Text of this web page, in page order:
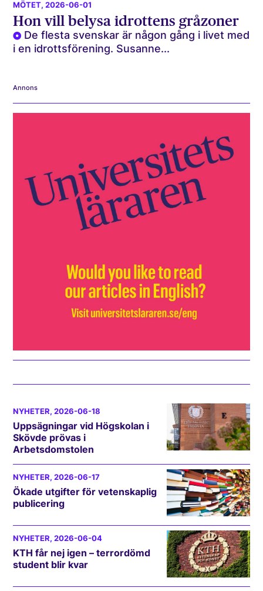
MÖTET, 2026-06-01
Hon vill belysa idrottens gråzoner
De flesta svenskar är någon gång i livet med
i en idrottsförening. Susanne...
Annons
NYHETER, 2026-06-18
Uppsägningar vid Högskolan i
Skövde prövas i
Arbetsdomstolen
NYHETER, 2026-06-17
Ökade utgifter för vetenskaplig
publicering
NYHETER, 2026-06-04
KTH får nej igen – terrordömd
student blir kvar